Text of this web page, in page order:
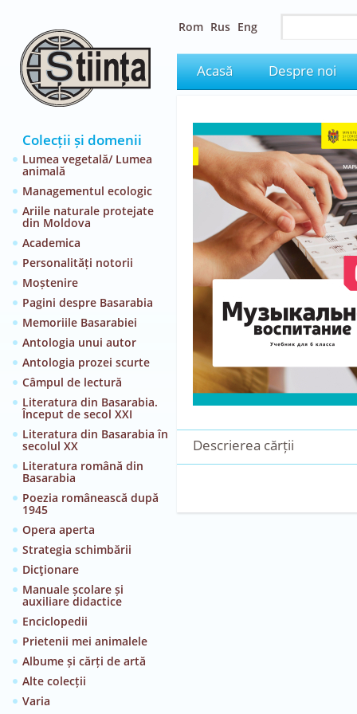
Colecții și domenii
Lumea vegetală/ Lumea
animală
Managementul ecologic
Ariile naturale protejate
din Moldova
Academica
Personalități notorii
Moștenire
Pagini despre Basarabia
Memoriile Basarabiei
Antologia unui autor
Antologia prozei scurte
Câmpul de lectură
Literatura din Basarabia.
Început de secol XXI
Literatura din Basarabia în
secolul XX
Literatura română din
Basarabia
Poezia românească după
1945
Opera aperta
Strategia schimbării
Dicţionare
Manuale școlare și
auxiliare didactice
Enciclopedii
Prietenii mei animalele
Albume și cărți de artă
Alte colecții
Varia
Rom Rus Eng
Acasă Despre noi
Descrierea cărții